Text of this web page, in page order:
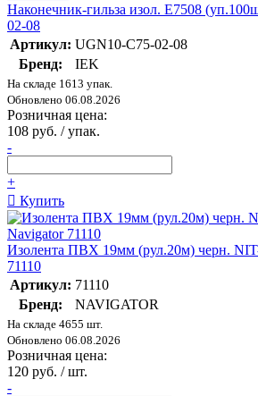
Наконечник-гильза изол. Е7508
02-08
Артикул: UGN10-C75-02-08
Бренд:
IEK
На складе 1613 упак.
Обновлено 06.08.2026
Розничная цена:
108 руб. / упак.
-
+
Купить
Изолента ПВХ 19мм (рул.20м) черн.
71110
Артикул: 71110
Бренд:
NAVIGATOR
На складе 4655 шт.
Обновлено 06.08.2026
Розничная цена:
120 руб. / шт.
-